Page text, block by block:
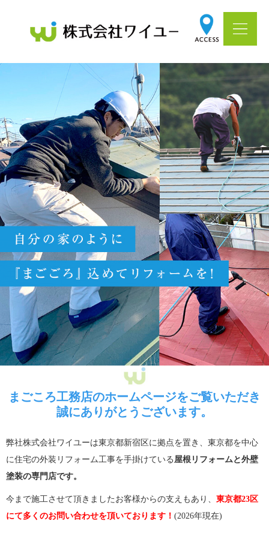
まごころ工務店のホームページをご覧いただき
誠にありがとうございます。
弊社株式会社ワイユーは東京都新宿区に拠点を置き、東京都を中心
に住宅の外装リフォーム工事を手掛けている 屋根リフォームと外壁
塗装の専門店です。
今まで施工させて頂きましたお客様からの支えもあり、 東京都23区
にて多くのお問い合わせを頂いております！ (2026年現在)